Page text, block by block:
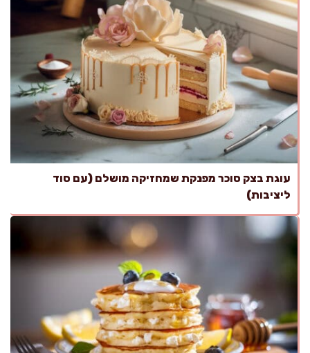
עוגת בצק סוכר מפנקת שמחזיקה מושלם (עם סוד
ליציבות)